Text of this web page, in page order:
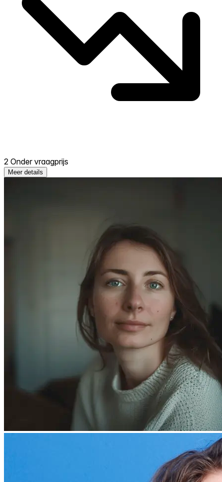
2 Onder vraagprijs
Meer details